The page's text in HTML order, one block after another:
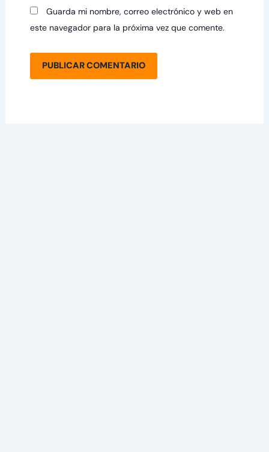
Guarda mi nombre, correo electrónico y web en
este navegador para la próxima vez que comente.